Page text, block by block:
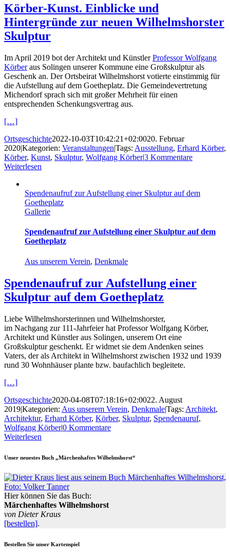
Körber-Kunst. Einblicke und
Hintergründe zur neuen Wilhelmshorster
Skulptur
Im April 2019 bot der Architekt und KünstlerProfessor Wolfgang
Körberaus Solingen unserer Kommune eine Großskulptur als
Geschenk an. Der Ortsbeirat Wilhelmshorst votierte einstimmig für
die Aufstellung auf dem Goetheplatz. Die Gemeindevertretung
Michendorf sprach sich mit großer Mehrheit für einen
entsprechenden Schenkungsvertrag aus.
[…]
Ortsgeschichte2022-10-03T10:42:21+02:0020. Februar
2020|Kategorien: Veranstaltungen|Tags: Ausstellung, Erhard Körber,
Körber, Kunst, Skulptur, Wolfgang Körber|3 Kommentare
Weiterlesen
Spendenaufruf zur Aufstellung einer Skulptur auf dem
Goetheplatz
Gallerie
Spendenaufruf zur Aufstellung einer Skulptur auf dem
Goetheplatz
Aus unserem Verein, Denkmale
Spendenaufruf zur Aufstellung einer
Skulptur auf dem Goetheplatz
Liebe Wilhelmshorsterinnen und Wilhelmshorster,
im Nachgang zur 111-Jahrfeier hat Professor Wolfgang Körber,
Architekt und Künstler aus Solingen, unserem Ort eine
Großskulptur geschenkt. Er widmet sie dem Andenken seines
Vaters, der als Architekt in Wilhelmshorst zwischen 1932 und 1939
rund 30 Wohnhäuser plante bzw. baufachlich begleitete.
[…]
Ortsgeschichte2020-04-08T07:18:16+02:0022. August
2019|Kategorien: Aus unserem Verein, Denkmale|Tags: Architekt,
Architektur, Erhard Körber, Körber, Skulptur, Spendenauruf,
Wolfgang Körber|0 Kommentare
Weiterlesen
Unser neuestes Buch „Märchenhaftes Wilhelmshorst“
Hier können Sie das Buch:
Märchenhaftes Wilhelmshorst
von Dieter Kraus
[bestellen].
Bestellen Sie unser Kartenspiel